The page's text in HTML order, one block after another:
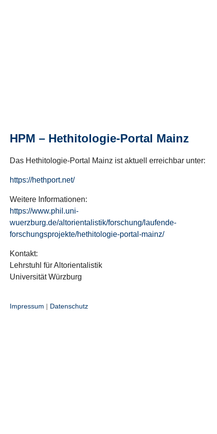
HPM – Hethitologie-Portal Mainz
Das Hethitologie-Portal Mainz ist aktuell erreichbar unter:
https://hethport.net/
Weitere Informationen:
https://www.phil.uni-
wuerzburg.de/altorientalistik/forschung/laufende-
forschungsprojekte/hethitologie-portal-mainz/
Kontakt:
Lehrstuhl für Altorientalistik
Universität Würzburg
Impressum | Datenschutz